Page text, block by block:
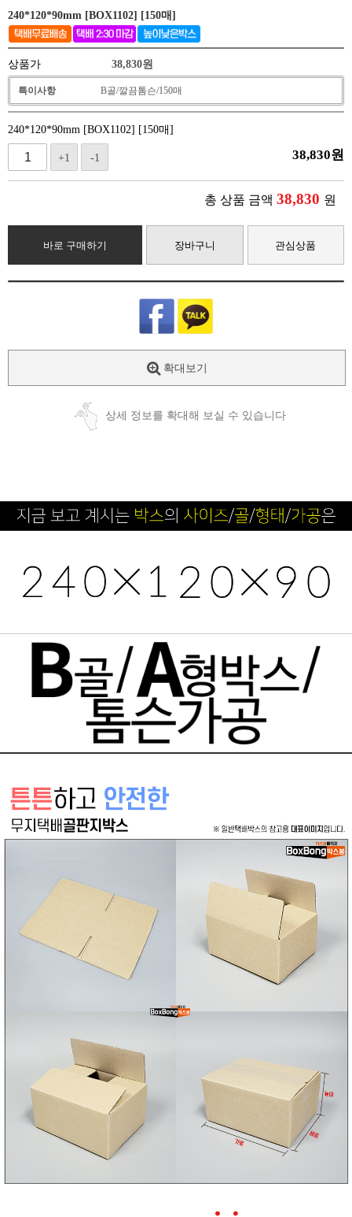
240*120*90mm [BOX1102] [150매]
상품가 38,830원
특이사항 B골/깔끔톰슨/150매
240*120*90mm [BOX1102] [150매]
+1 -1 38,830원
총 상품 금액 38,830 원
바로 구매하기 장바구니 관심상품
확대보기
상세 정보를 확대해 보실 수 있습니다